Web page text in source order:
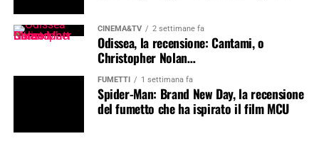
CINEMA&TV 2 settimane fa
Odissea, la recensione: Cantami, o
Christopher Nolan…
FUMETTI 1 settimana fa
Spider-Man: Brand New Day, la recensione
del fumetto che ha ispirato il film MCU